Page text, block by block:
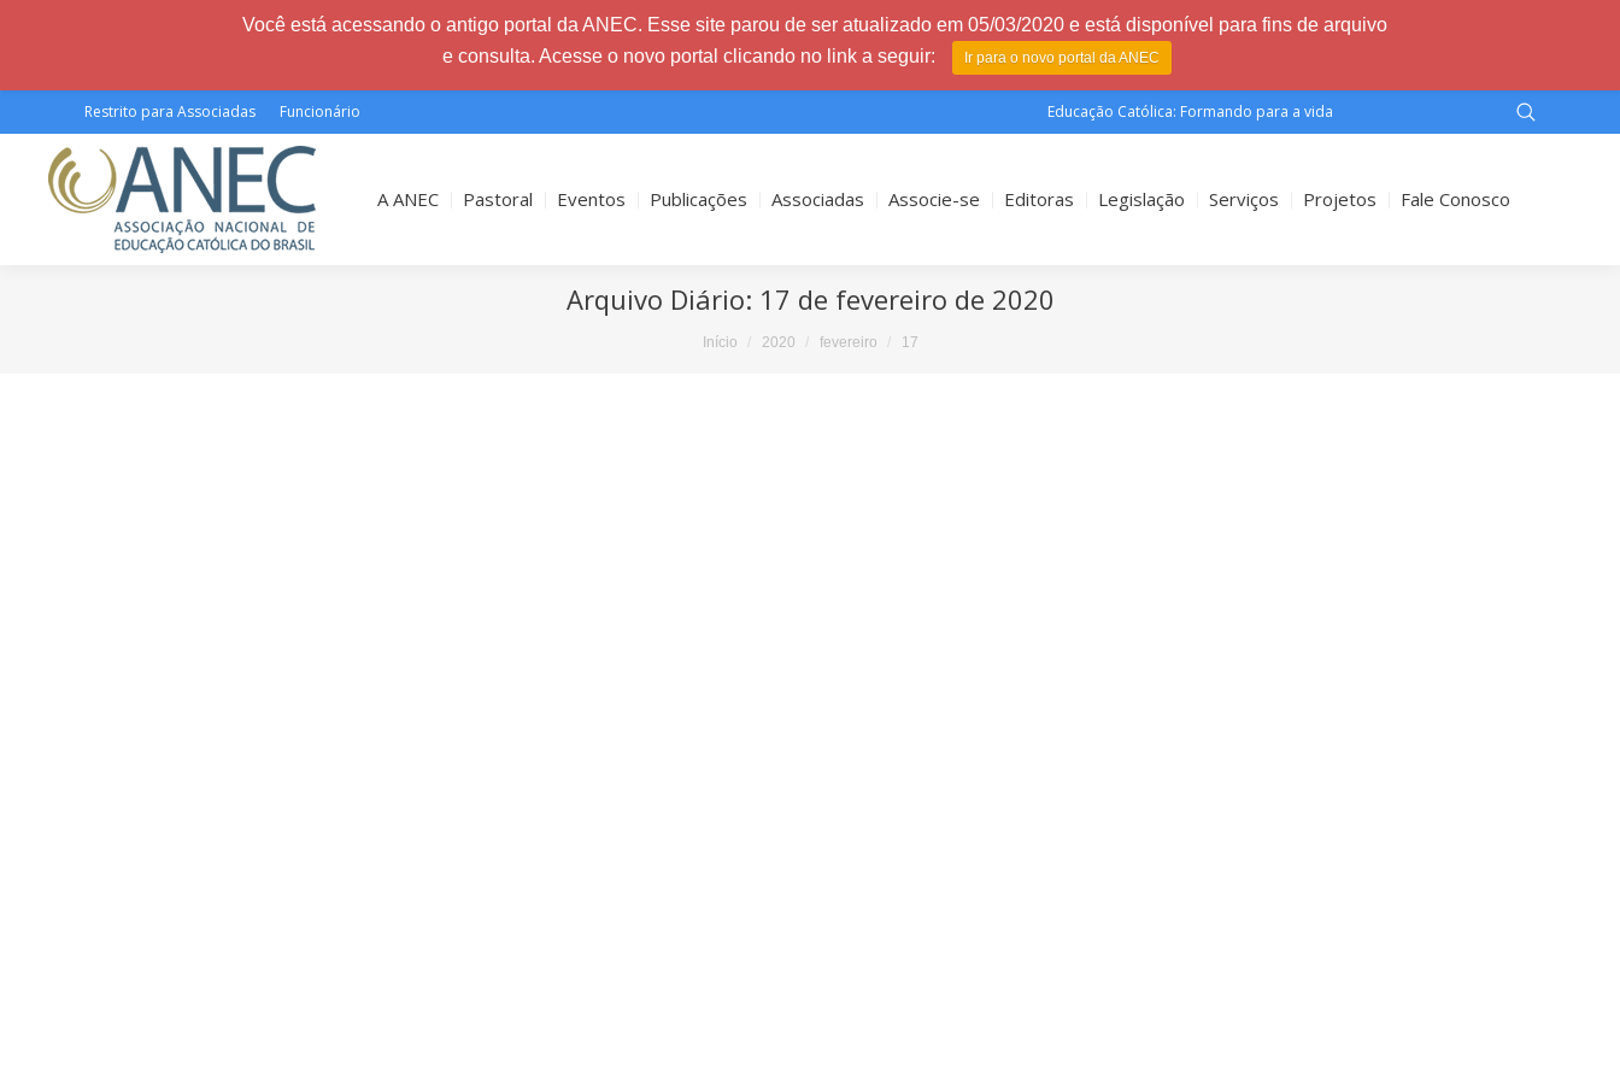
Restrito para Associadas Funcionário Educação Católica: Formando para a vida
A ANEC Pastoral Eventos Publicações Associadas Associe-se Editoras Legislação Serviços Projetos Fale Conosco
Arquivo Diário: 17 de fevereiro de 2020
Início 2020 fevereiro 17
Você está acessando o antigo portal da ANEC. Esse site parou de ser atualizado em 05/03/2020 e está disponível para fins de arquivo
e consulta. Acesse o novo portal clicando no link a seguir:
Ir para o novo portal da ANEC